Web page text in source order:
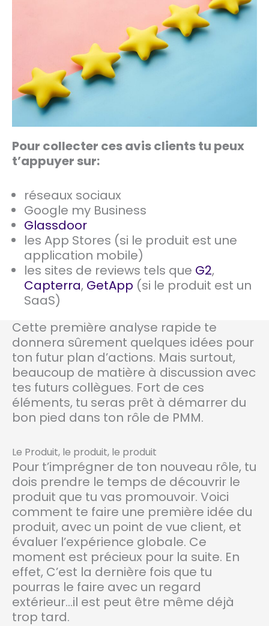
Pour collecter ces avis clients tu peux
t’appuyer sur:
réseaux sociaux
Google my Business
Glassdoor
les App Stores (si le produit est une
application mobile)
les sites de reviews tels que G2,
Capterra, GetApp (si le produit est un
SaaS)
Cette première analyse rapide te
donnera sûrement quelques idées pour
ton futur plan d’actions. Mais surtout,
beaucoup de matière à discussion avec
tes futurs collègues. Fort de ces
éléments, tu seras prêt à démarrer du
bon pied dans ton rôle de PMM.
Le Produit, le produit, le produit
Pour t’imprégner de ton nouveau rôle, tu
dois prendre le temps de découvrir le
produit que tu vas promouvoir. Voici
comment te faire une première idée du
produit, avec un point de vue client, et
évaluer l’expérience globale. Ce
moment est précieux pour la suite. En
effet, C’est la dernière fois que tu
pourras le faire avec un regard
extérieur…il est peut être même déjà
trop tard.